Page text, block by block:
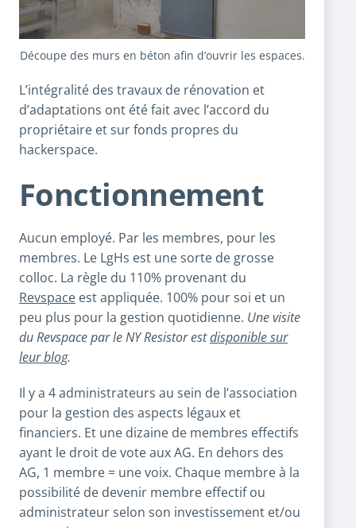
Découpe des murs en béton afin d’ouvrir les espaces.
L’intégralité des travaux de rénovation et
d’adaptations ont été fait avec l’accord du
propriétaire et sur fonds propres du
hackerspace.
Fonctionnement
Aucun employé. Par les membres, pour les
membres. Le LgHs est une sorte de grosse
colloc. La règle du 110% provenant du
Revspace est appliquée. 100% pour soi et un
peu plus pour la gestion quotidienne. Une visite
du Revspace par le NY Resistor estdisponible sur
leur blog.
Il y a 4 administrateurs au sein de l’association
pour la gestion des aspects légaux et
financiers. Et une dizaine de membres effectifs
ayant le droit de vote aux AG. En dehors des
AG, 1 membre = une voix. Chaque membre à la
possibilité de devenir membre effectif ou
administrateur selon son investissement et/ou